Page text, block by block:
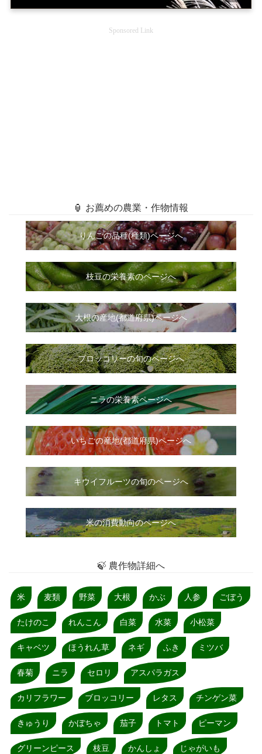
Sponsored Link
🏮 お薦めの農業・作物情報
りんごの品種(種類)ページへ
枝豆の栄養素のページへ
大根の産地(都道府県)ページへ
ブロッコリーの旬のページへ
ニラの栄養素ページへ
いちごの産地(都道府県)ページへ
キウイフルーツの旬のページへ
米の消費動向のページへ
🍃 農作物詳細へ
米 麦類 野菜 大根 かぶ 人参 ごぼう
たけのこ れんこん 白菜 水菜 小松菜
キャベツ ほうれん草 ネギ ふき ミツバ
春菊 ニラ セロリ アスパラガス
カリフラワー ブロッコリー レタス チンゲン菜
きゅうり かぼちゃ 茄子 トマト ピーマン
グリーンピース 枝豆 かんしょ じゃがいも